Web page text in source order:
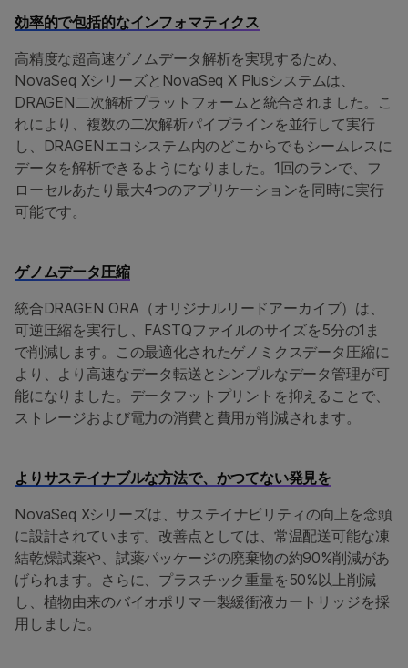
効率的で包括的なインフォマティクス
高精度な超高速ゲノムデータ解析を実現するため、
NovaSeq XシリーズとNovaSeq X Plusシステムは、
DRAGEN二次解析プラットフォームと統合されました。こ
れにより、複数の二次解析パイプラインを並行して実行
し、DRAGENエコシステム内のどこからでもシームレスに
データを解析できるようになりました。1回のランで、フ
ローセルあたり最大4つのアプリケーションを同時に実行
可能です。
ゲノムデータ圧縮
統合DRAGEN ORA（オリジナルリードアーカイブ）は、
可逆圧縮を実行し、FASTQファイルのサイズを5分の1ま
で削減します。この最適化されたゲノミクスデータ圧縮に
より、より高速なデータ転送とシンプルなデータ管理が可
能になりました。データフットプリントを抑えることで、
ストレージおよび電力の消費と費用が削減されます。
よりサステイナブルな方法で、かつてない発見を
NovaSeq Xシリーズは、サステイナビリティの向上を念頭
に設計されています。改善点としては、常温配送可能な凍
結乾燥試薬や、試薬パッケージの廃棄物の約90%削減があ
げられます。さらに、プラスチック重量を50%以上削減
し、植物由来のバイオポリマー製緩衝液カートリッジを採
用しました。